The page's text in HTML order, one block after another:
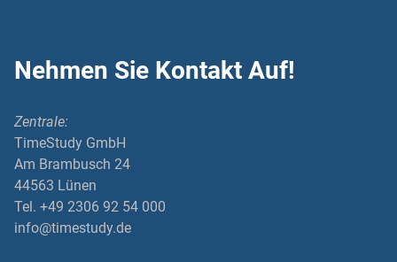
Nehmen Sie Kontakt Auf!
Zentrale:
TimeStudy GmbH
Am Brambusch 24
44563 Lünen
Tel. +49 2306 92 54 000
info@timestudy.de